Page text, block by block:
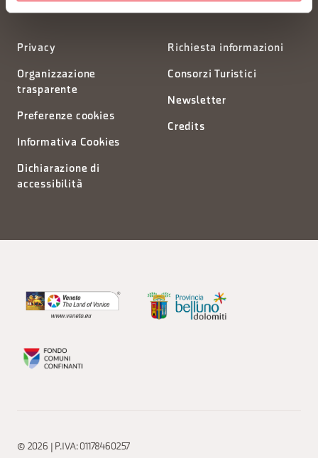
Privacy
Organizzazione
trasparente
Preferenze cookies
Informativa Cookies
Dichiarazione di
accessibilità
Richiesta informazioni
Consorzi Turistici
Newsletter
Credits
© 2026 | P.IVA: 01178460257